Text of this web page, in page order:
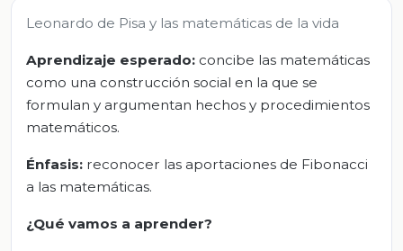
Leonardo de Pisa y las matemáticas de la vida
Aprendizaje esperado: concibe las matemáticas
como una construcción social en la que se
formulan y argumentan hechos y procedimientos
matemáticos.
Énfasis: reconocer las aportaciones de Fibonacci
a las matemáticas.
¿Qué vamos a aprender?